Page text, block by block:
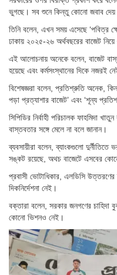
ভুগছে। সব শুনে কিন্তু কোনো জবাব দেয়
তিনি বলেন, এখন সময় এসেছে ‘পবিত্র
ঢাকায় ২০২৫-২৬ অর্থবছরের বাজেট
এই আলোচনায় অনেকে বলেন, বাজেট
হয়েছে এবং কর্মসংস্থানের দিকে নজরই
বিশেষজ্ঞরা বলেন, প্রতিশ্রুতি অনেক,
পড়া প্রত্যাশার বাজেট’ এবং ‘শূন্য
সিপিডির নির্বাহী পরিচালক ফাহমিদা
বাস্তবতার সঙ্গে মেলে না বলে জানান।
ব্যবসায়ীরা বলেন, ব্যাংকগুলো দুর্নীতিতে
সঙ্কট রয়েছে, অথচ বাজেটে এসবের
প্রবাসী ভোটাধিকার, এলডিসি উত্তরণের
দিকনির্দেশনা নেই।
বক্তারা বলেন, সরকার জনগণের
কোনো ভিশনও নেই।